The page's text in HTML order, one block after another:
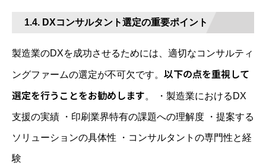
1.4. DXコンサルタント選定の重要ポイント
製造業のDXを成功させるためには、適切なコンサルティ
ングファームの選定が不可欠です。 以下の点を重視して
選定を行うことをお勧めします。 ・製造業におけるDX
支援の実績 ・印刷業界特有の課題への理解度 ・提案する
ソリューションの具体性 ・コンサルタントの専門性と経
験